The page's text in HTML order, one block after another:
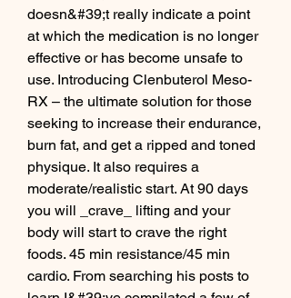
doesn&#39;t really indicate a point
at which the medication is no longer
effective or has become unsafe to
use. Introducing Clenbuterol Meso-
RX – the ultimate solution for those
seeking to increase their endurance,
burn fat, and get a ripped and toned
physique. It also requires a
moderate/realistic start. At 90 days
you will _crave_ lifting and your
body will start to crave the right
foods. 45 min resistance/45 min
cardio. From searching his posts to